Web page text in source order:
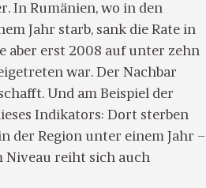
In Rumänien, wo in den
Jahr starb, sank die Rate in
aber erst 2008 auf unter zehn
war. Der Nachbar
Und am Beispiel der
Indikators: Dort sterben
der Region unter einem Jahr –
Niveau reiht sich auch